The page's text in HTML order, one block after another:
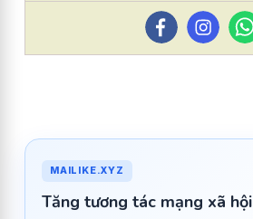
MAILIKE.XYZ
Tăng tương tác mạng xã hội